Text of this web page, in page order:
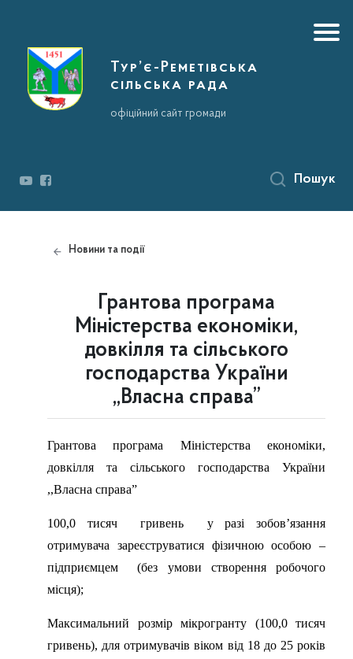
Тур’є-Реметівська
сільська рада
офіційний сайт громади
Пошук
Новини та події
Грантова програма
Міністерства економіки,
довкілля та сільського
господарства України
,,Власна справа”
Грантова програма Міністерства економіки,
довкілля та сільського господарства України
,,Власна справа”
100,0 тисяч гривень у разі зобов’язання
отримувача зареєструватися фізичною особою –
підприємцем (без умови створення робочого
місця);
Максимальний розмір мікрогранту (100,0 тисяч
гривень), для отримувачів віком від 18 до 25 років